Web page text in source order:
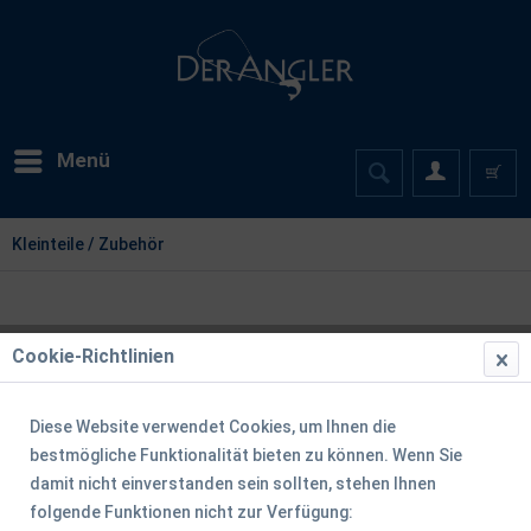
Menü
Kleinteile / Zubehör
Cookie-Richtlinien
Diese Website verwendet Cookies, um Ihnen die
bestmögliche Funktionalität bieten zu können. Wenn Sie
damit nicht einverstanden sein sollten, stehen Ihnen
folgende Funktionen nicht zur Verfügung: